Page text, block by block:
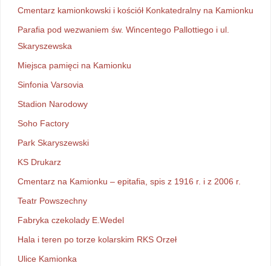
Cmentarz kamionkowski i kościół Konkatedralny na Kamionku
Parafia pod wezwaniem św. Wincentego Pallottiego i ul.
Skaryszewska
Miejsca pamięci na Kamionku
Sinfonia Varsovia
Stadion Narodowy
Soho Factory
Park Skaryszewski
KS Drukarz
Cmentarz na Kamionku – epitafia, spis z 1916 r. i z 2006 r.
Teatr Powszechny
Fabryka czekolady E.Wedel
Hala i teren po torze kolarskim RKS Orzeł
Ulice Kamionka